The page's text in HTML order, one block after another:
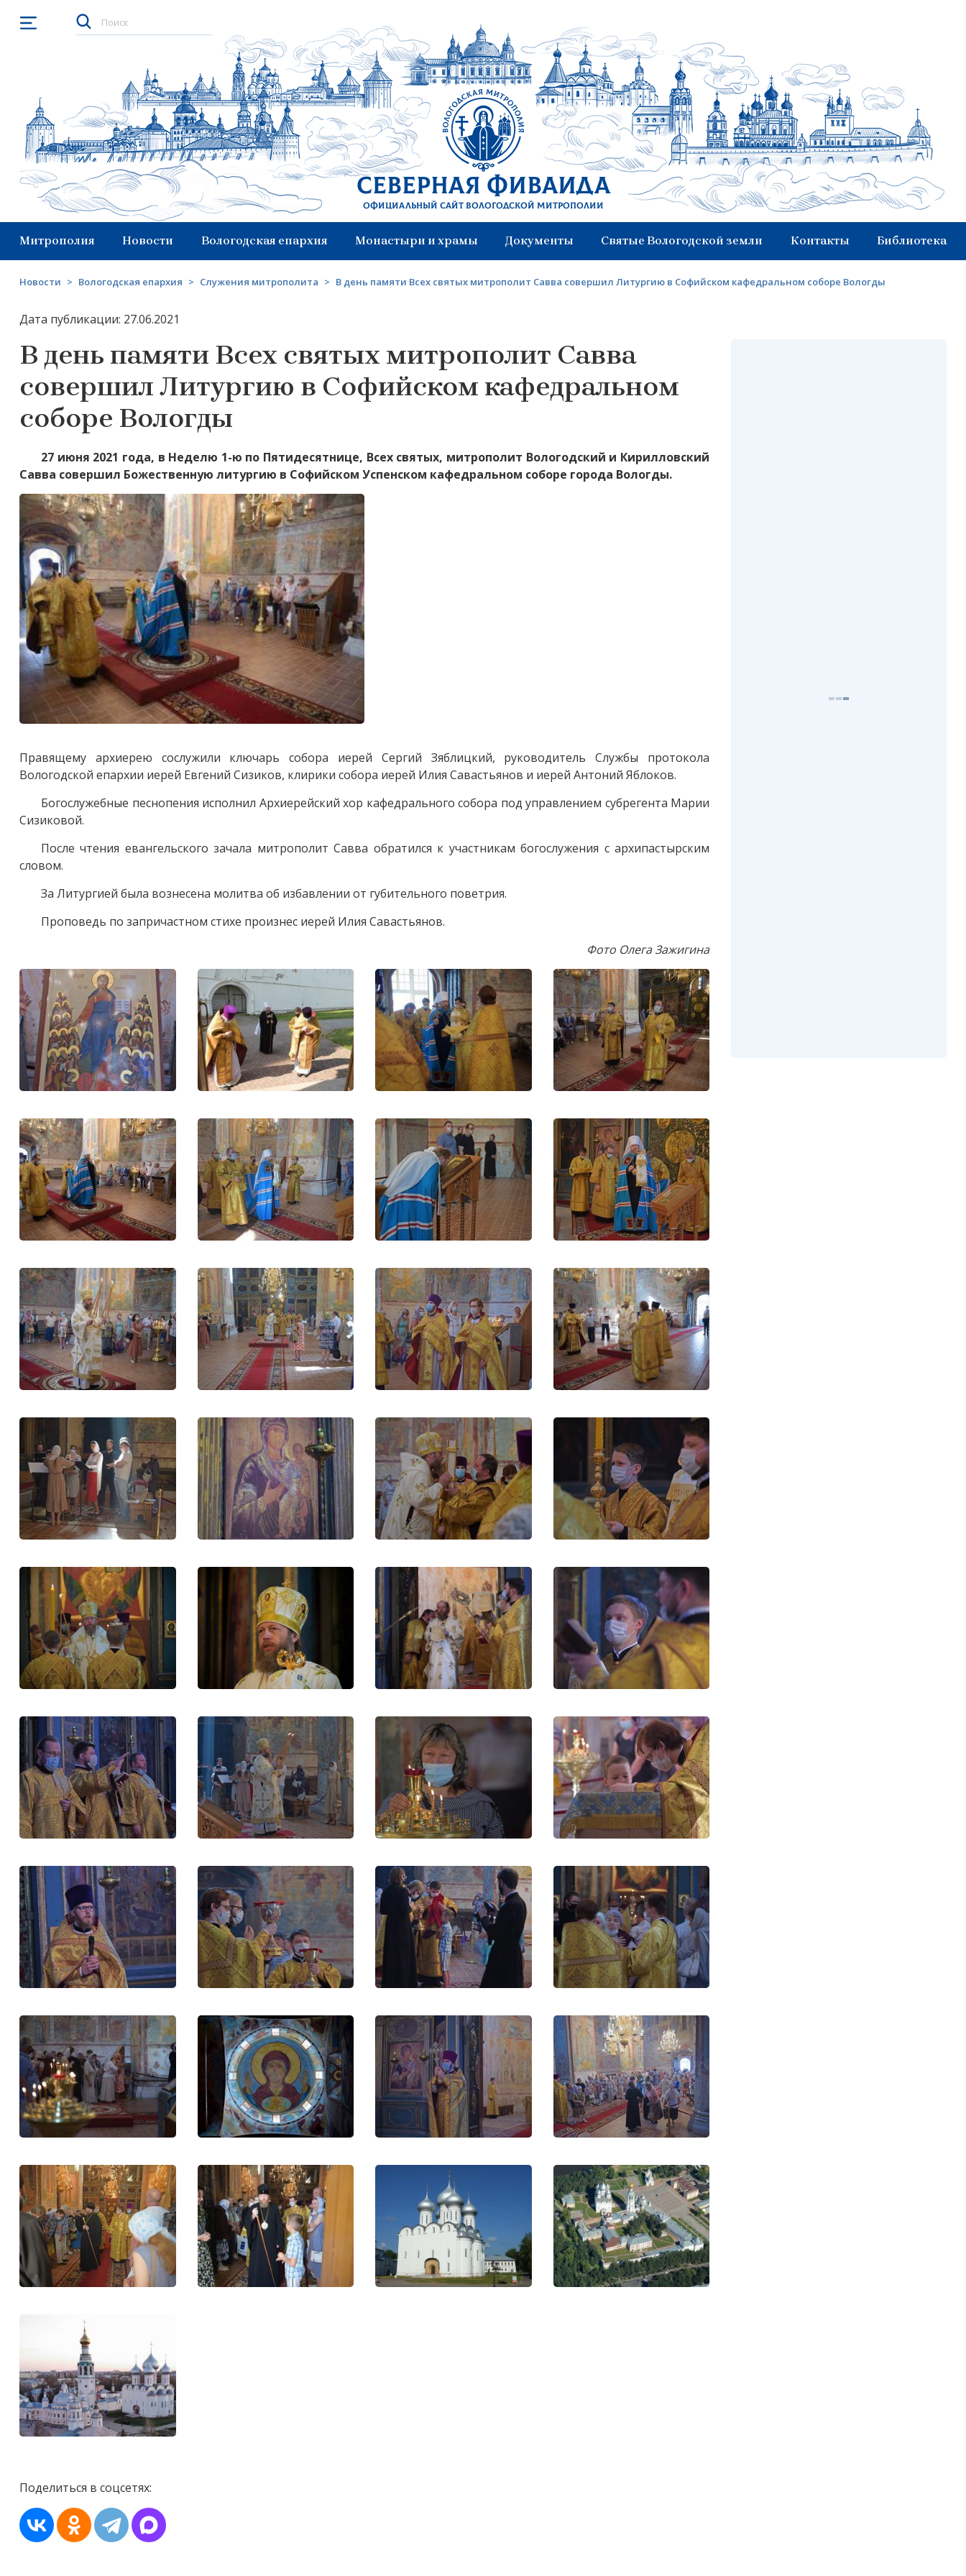
Открыть меню
Северная Фиваида
Официальный сайт Вологодской митрополии
Митрополия Новости Вологодская епархия Монастыри и храмы Документы Святые Вологодской земли Контакты Библиотека
Новости > Вологодская епархия > Служения митрополита > В день памяти Всех святых митрополит Савва совершил Литургию в Софийском кафедральном соборе Вологды
Дата публикации: 27.06.2021
В день памяти Всех святых митрополит Савва
совершил Литургию в Софийском кафедральном
соборе Вологды
27 июня 2021 года, в Неделю 1-ю по Пятидесятнице, Всех святых, митрополит Вологодский и Кирилловский
Савва совершил Божественную литургию в Софийском Успенском кафедральном соборе города Вологды.
Правящему архиерею сослужили ключарь собора иерей Сергий Зяблицкий, руководитель Службы протокола
Вологодской епархии иерей Евгений Сизиков, клирики собора иерей Илия Савастьянов и иерей Антоний Яблоков.
Богослужебные песнопения исполнил Архиерейский хор кафедрального собора под управлением субрегента Марии
Сизиковой.
После чтения евангельского зачала митрополит Савва обратился к участникам богослужения с архипастырским
словом.
За Литургией была вознесена молитва об избавлении от губительного поветрия.
Проповедь по запричастном стихе произнес иерей Илия Савастьянов.
Фото Олега Зажигина
Поделиться в соцсетях: